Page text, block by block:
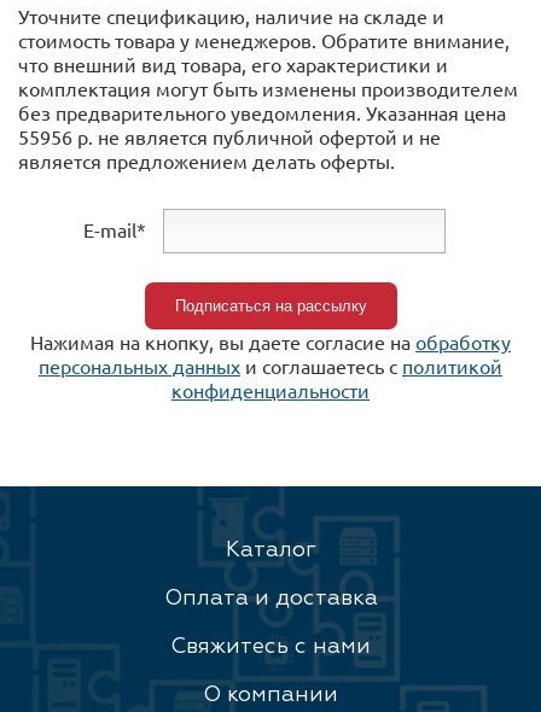
Уточните спецификацию, наличие на складе и
стоимость товара у менеджеров. Обратите внимание,
что внешний вид товара, его характеристики и
комплектация могут быть изменены производителем
без предварительного уведомления. Указанная цена
55956 р. не является публичной офертой и не
является предложением делать оферты.
E-mail*
Нажимая на кнопку, вы даете согласие на обработку
персональных данных и соглашаетесь c политикой
конфиденциальности
Каталог
Оплата и доставка
Свяжитесь с нами
О компании